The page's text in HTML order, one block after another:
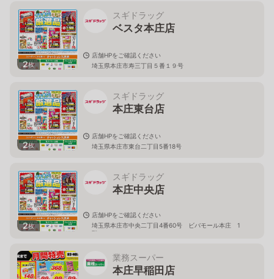
2枚
スギドラッグ
ベスタ本庄店
店舗HPをご確認ください
埼玉県本庄市寿三丁目５番１９号
2枚
スギドラッグ
本庄東台店
店舗HPをご確認ください
埼玉県本庄市東台二丁目5番18号
2枚
スギドラッグ
本庄中央店
店舗HPをご確認ください
埼玉県本庄市中央二丁目4番60号 ビバモール本庄 1
階
業務スーパー
本庄早稲田店